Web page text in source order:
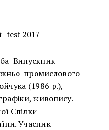
fest 2017
Випускник
промислового
(1986 р.),
живопису.
Спілки
Учасник